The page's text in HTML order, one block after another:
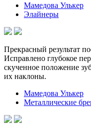
Мамедова Улькер
Элайнеры
Прекрасный результат
Исправлено глубокое
скученное положение
их наклоны.
Мамедова Улькер
Металлические